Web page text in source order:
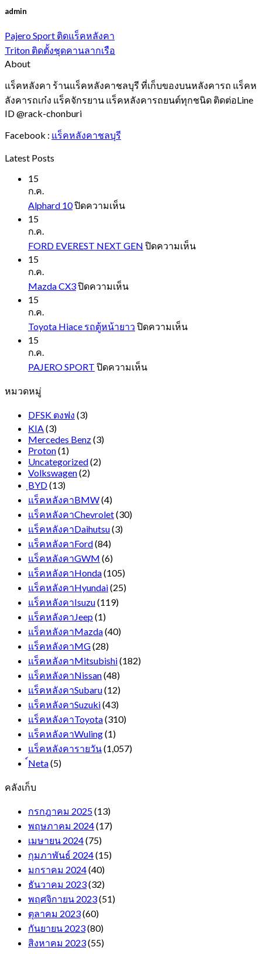
admin
Pajero Sport ติดแร็คหลังคา
Triton ติดตั้งชุดคานลากเรือ
About
แร็คหลังคา ร้านแร็คหลังคาชลบุรี ที่เก็บของบนหลังคารถ แร็คห
ลังคารถเก๋ง แร็คจักรยาน แร็คหลังคารถยนต์ทุกชนิด ติดต่อLine
ID @rack-chonburi
Facebook : แร็คหลังคาชลบุรี
Latest Posts
15
ก.ค.
Alphard 10ปิดความเห็นบน
15
ก.ค.
FORD EVEREST NEXT GEN ปิดความเห็นบน
15
ก.ค.
Mazda CX3ปิดความเห็นบน
15
ก.ค.
Toyota Hiace รถตู้หน้ายาว ปิดความเห็นบน
15
ก.ค.
PAJERO SPORT ปิดความเห็นบน
หมวดหมู่
DFSK ตงฟง (3)
KIA(3)
Mercedes Benz(3)
Proton(1)
Uncategorized(2)
Volkswagen(2)
ฺBYD(13)
แร็คหลังคาBMW(4)
แร็คหลังคาChevrolet(30)
แร็คหลังคาDaihutsu(3)
แร็คหลังคาFord(84)
แร็คหลังคาGWM (6)
แร็คหลังคาHonda(105)
แร็คหลังคาHyundai(25)
แร็คหลังคาIsuzu(119)
แร็คหลังคาJeep(1)
แร็คหลังคาMazda(40)
แร็คหลังคาMG(28)
แร็คหลังคาMitsubishi(182)
แร็คหลังคาNissan(48)
แร็คหลังคาSubaru(12)
แร็คหลังคาSuzuki(43)
แร็คหลังคาToyota(310)
แร็คหลังคาWuling(1)
แร็คหลังคารายวัน(1,057)
์Neta(5)
คลังเก็บ
กรกฎาคม 2025(13)
พฤษภาคม 2024(17)
เมษายน 2024(75)
กุมภาพันธ์ 2024(15)
มกราคม 2024(40)
ธันวาคม 2023(32)
พฤศจิกายน 2023(51)
ตุลาคม 2023(60)
กันยายน 2023(80)
สิงหาคม 2023(55)